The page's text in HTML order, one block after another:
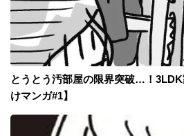
とうとう汚部屋の限界突破…！
けマンガ#1】